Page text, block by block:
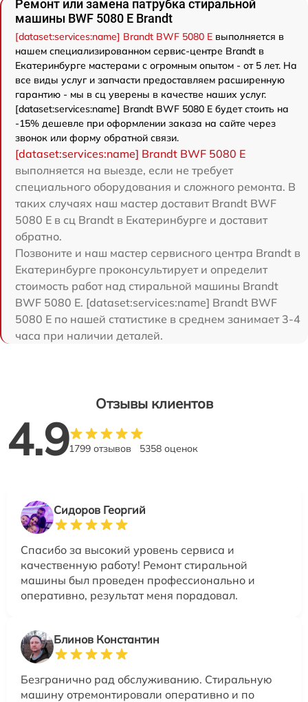
Ремонт или замена патрубка стиральной
машины BWF 5080 E Brandt
[dataset:services:name] Brandt BWF 5080 E выполняется в
нашем специализированном сервис-центре Brandt в
Екатеринбурге мастерами с огромным опытом - от 5 лет. На
все виды услуг и запчасти предоставляем расширенную
гарантию - мы в сц уверены в качестве наших услуг.
[dataset:services:name] Brandt BWF 5080 E будет стоить на
-15% дешевле при оформлении заказа на сайте через
звонок или форму обратной связи.
[dataset:services:name] Brandt BWF 5080 E
выполняется на выезде, если не требует
специального оборудования и сложного ремонта. В
таких случаях наш мастер доставит Brandt BWF
5080 E в сц Brandt в Екатеринбурге и доставит
обратно.
Позвоните и наш мастер сервисного центра Brandt в
Екатеринбурге проконсультирует и определит
стоимость работ над стиральной машины Brandt
BWF 5080 E. [dataset:services:name] Brandt BWF
5080 E по нашей статистике в среднем занимает 3-4
часа при наличии деталей.
Отзывы клиентов
4.91799 отзывов 5358 оценок
Сидоров Георгий
Спасибо за высокий уровень сервиса и
качественную работу! Ремонт стиральной
машины был проведен профессионально и
оперативно, результат меня порадовал.
Блинов Константин
Безгранично рад обслуживанию. Стиральную
машину отремонтировали оперативно и по